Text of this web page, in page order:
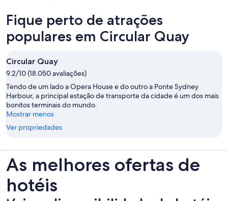
Fique perto de atrações
populares em Circular Quay
Circular Quay
9.2/10 (18.050 avaliações)
Tendo de um lado a Opera House e do outro a Ponte Sydney
Harbour, a principal estação de transporte da cidade é um dos mais
bonitos terminais do mundo.
Mostrar menos
Ver propriedades
As melhores ofertas de
hotéis